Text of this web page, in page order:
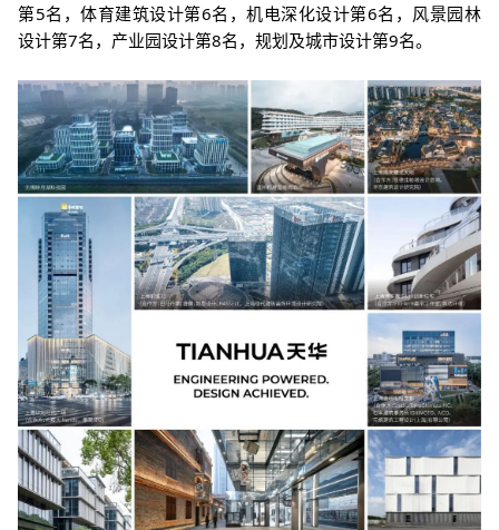
第5名，体育建筑设计第6名，机电深化设计第6名，风景园林
设计第7名，产业园设计第8名，规划及城市设计第9名。